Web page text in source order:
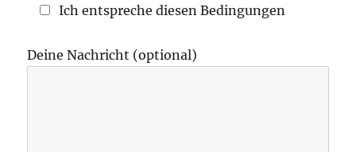
Ich entspreche diesen Bedingungen
Deine Nachricht (optional)